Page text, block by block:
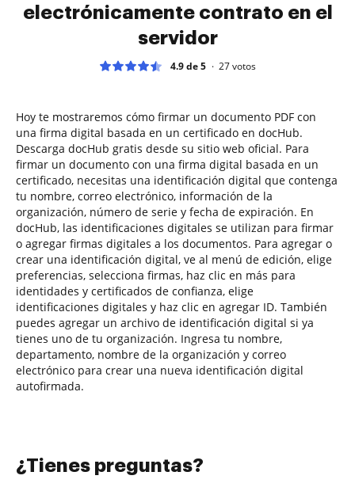
electrónicamente contrato en el
servidor
4.9 de 5 27votos
Hoy te mostraremos cómo firmar un documento PDF con
una firma digital basada en un certificado en docHub.
Descarga docHub gratis desde su sitio web oficial. Para
firmar un documento con una firma digital basada en un
certificado, necesitas una identificación digital que contenga
tu nombre, correo electrónico, información de la
organización, número de serie y fecha de expiración. En
docHub, las identificaciones digitales se utilizan para firmar
o agregar firmas digitales a los documentos. Para agregar o
crear una identificación digital, ve al menú de edición, elige
preferencias, selecciona firmas, haz clic en más para
identidades y certificados de confianza, elige
identificaciones digitales y haz clic en agregar ID. También
puedes agregar un archivo de identificación digital si ya
tienes uno de tu organización. Ingresa tu nombre,
departamento, nombre de la organización y correo
electrónico para crear una nueva identificación digital
autofirmada.
¿Tienes preguntas?